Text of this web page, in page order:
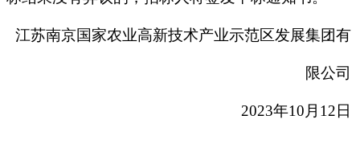
江苏南京国家农业高新技术产业示范区发展集团有
限公司
2023年10 月 12日